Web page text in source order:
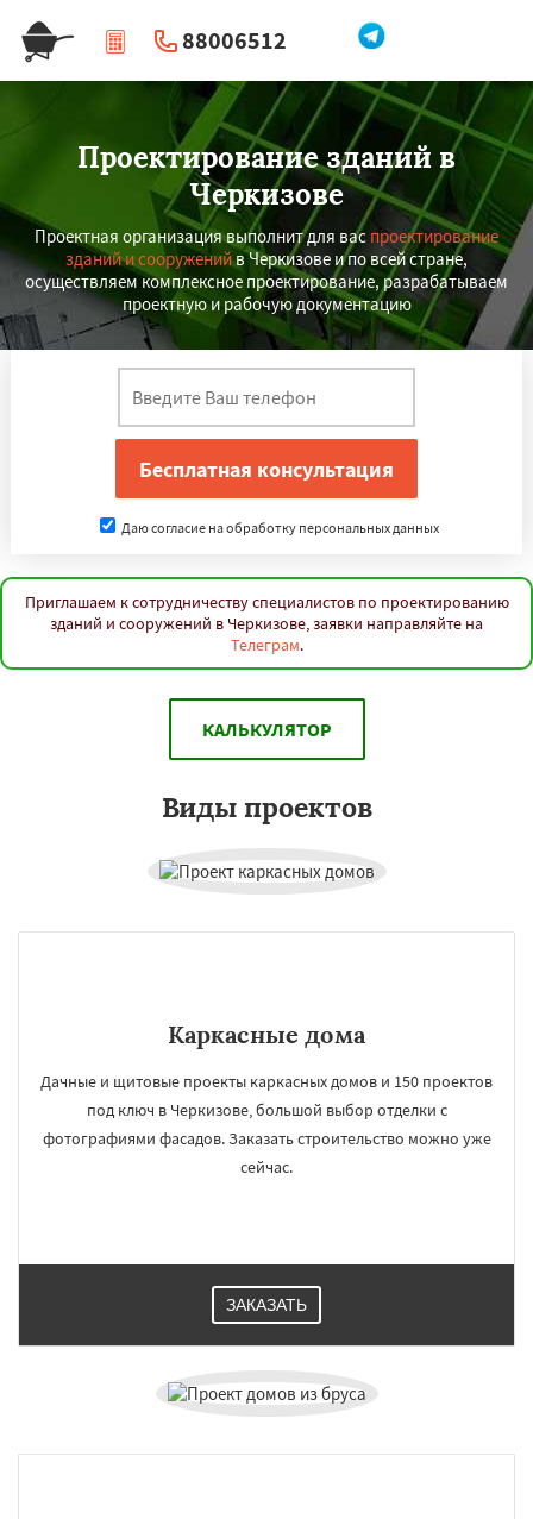
88006512
| Перезвоните мне
Проектирование зданий в
Черкизове
Проектная организация выполнит для вас проектирование
зданий и сооруженийв Черкизове и по всей стране,
осуществляем комплексное проектирование, разрабатываем
проектную и рабочую документацию
Даю согласие на обработку персональных данных
Приглашаем к сотрудничеству специалистов по проектированию
зданий и сооружений в Черкизове, заявки направляйте на
Телеграм.
КАЛЬКУЛЯТОР
Виды проектов
Каркасные дома
Дачные и щитовые проекты каркасных домов и 150 проектов
под ключ в Черкизове, большой выбор отделки с
фотографиями фасадов. Заказать строительство можно уже
сейчас.
ЗАКАЗАТЬ